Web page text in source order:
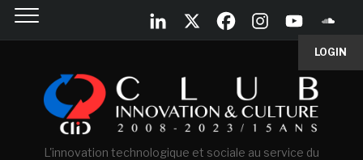
LOGIN
L'innovation technologique et sociale au service du